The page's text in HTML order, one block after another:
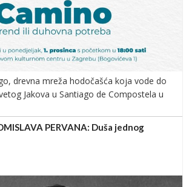
drevna mreža hodočašća koja vode do
Jakova u Santiago de Compostela u
PERVANA: Duša jednog